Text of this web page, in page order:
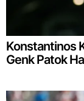
Konstantinos
Genk Patok